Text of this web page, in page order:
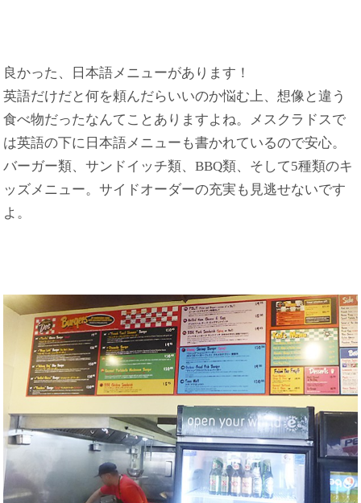
良かった、日本語メニューがあります！
英語だけだと何を頼んだらいいのか悩む上、想像と違う
食べ物だったなんてことありますよね。メスクラドスで
は英語の下に日本語メニューも書かれているので安心。
バーガー類、サンドイッチ類、BBQ類、そして5種類のキ
ッズメニュー。サイドオーダーの充実も見逃せないです
よ。